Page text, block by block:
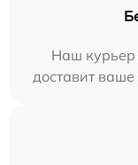
Наш курьер
доставит ваше